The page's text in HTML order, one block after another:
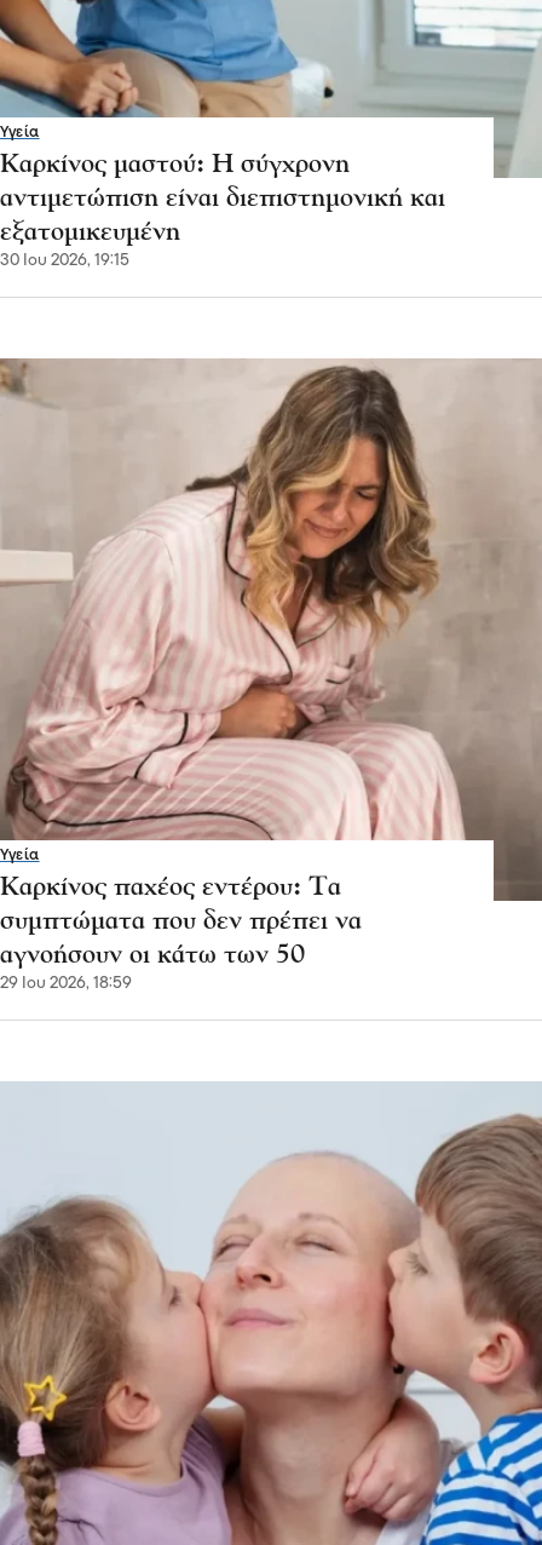
Υγεία
Καρκίνος μαστού: Η σύγχρονη
αντιμετώπιση είναι διεπιστημονική και
εξατομικευμένη
30 Ιου 2026, 19:15
Υγεία
Καρκίνος παχέος εντέρου: Τα
συμπτώματα που δεν πρέπει να
αγνοήσουν οι κάτω των 50
29 Ιου 2026, 18:59